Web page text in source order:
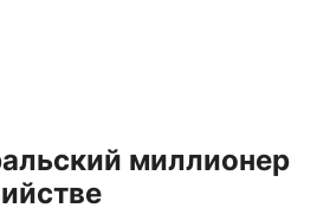
миллионер